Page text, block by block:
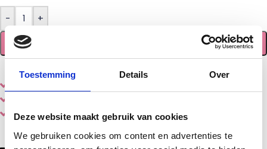
Toestemming Details Over
Deze website maakt gebruik van cookies
We gebruiken cookies om content en advertenties te
- +
Gemaakt door een echtevakman
In verband met de zomervakantie verzenden wij enkel